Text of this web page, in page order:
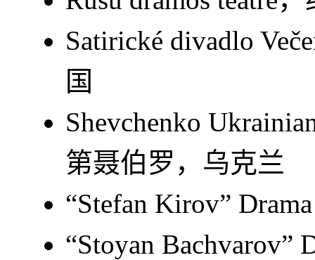
Satirické divadlo
国
Shevchenko
第聂伯罗，乌克兰
“Stefan Kirov”
“Stoyan Bachvarov”